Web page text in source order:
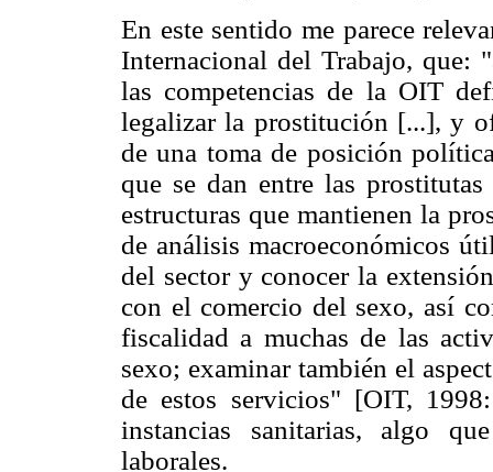
En este sentido me parece
Internacional del Trabajo, que:
las competencias de la OIT
legalizar la prostitución [...], y
de una toma de posición
que se dan entre las
estructuras que mantienen la
de análisis macroeconómicos
del sector y conocer la
con el comercio del sexo, así
fiscalidad a muchas de las
sexo; examinar también el
de estos servicios" [OIT,
instancias sanitarias, algo
laborales.